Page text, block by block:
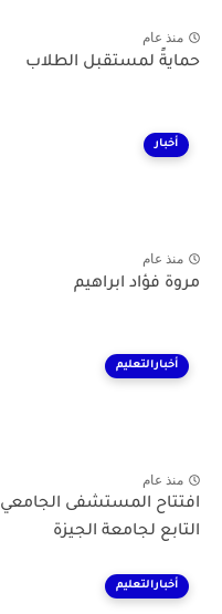
منذ عام
حمايةً لمستقبل الطلاب
أخبار
منذ عام
مروة فؤاد ابراهيم
أخبارالتعليم
منذ عام
افتتاح المستشفى الجامعي
التابع لجامعة الجيزة
أخبارالتعليم